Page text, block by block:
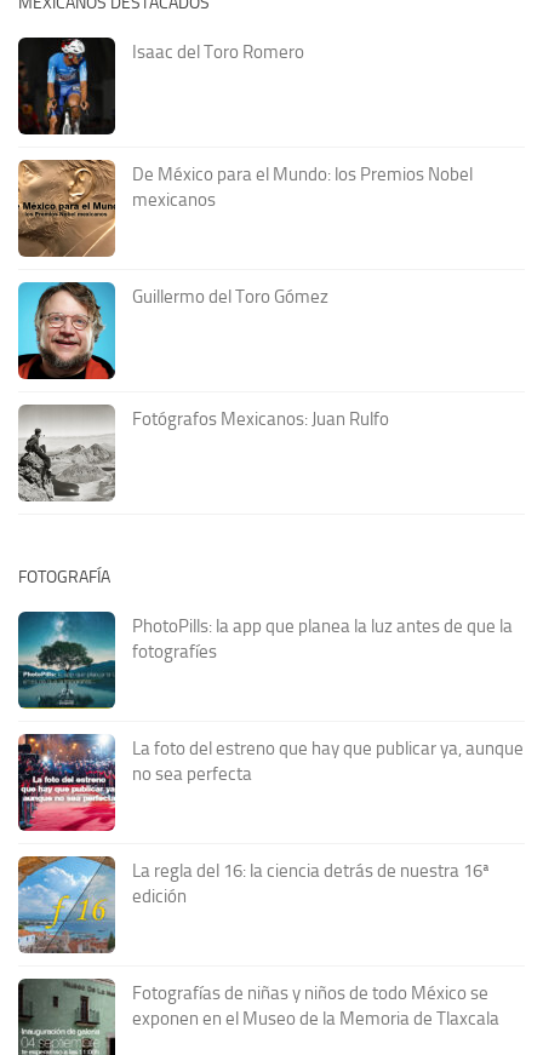
Isaac del Toro Romero
De México para el Mundo: los Premios Nobel
mexicanos
Guillermo del Toro Gómez
Fotógrafos Mexicanos: Juan Rulfo
FOTOGRAFÍA
PhotoPills: la app que planea la luz antes de que la
fotografíes
La foto del estreno que hay que publicar ya, aunque
no sea perfecta
La regla del 16: la ciencia detrás de nuestra 16ª
edición
Fotografías de niñas y niños de todo México se
exponen en el Museo de la Memoria de Tlaxcala